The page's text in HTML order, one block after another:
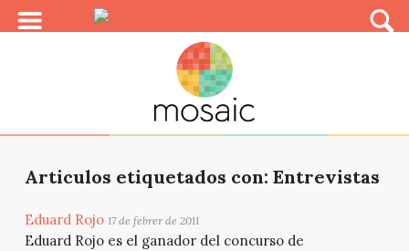
Articulos etiquetados con: Entrevistas
Eduard Rojo 17 de febrer de 2011
Eduard Rojo es el ganador del concurso de